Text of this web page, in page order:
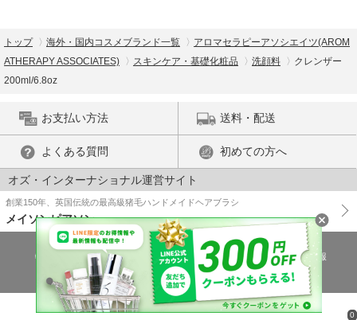
0
トップ 海外・国内コスメブランド一覧
アロマセラピーアソシエイツ(AROM
ATHERAPY ASSOCIATES)
スキンケア・基礎化粧品 洗顔料
クレンザー
200ml/6.8oz
お支払い方法 送料・配送
よくある質問 初めての方へ
オズ・インターナショナル運営サイト
創業150年、英国伝統の最高級猪毛ハンドメイドヘアブラシ
メイソンピアソン
特商法に基づく表示 プライバシーポリシー
医薬品販売許可証の情報
ご利用規約
PC版で表示
© OZ International Inc.